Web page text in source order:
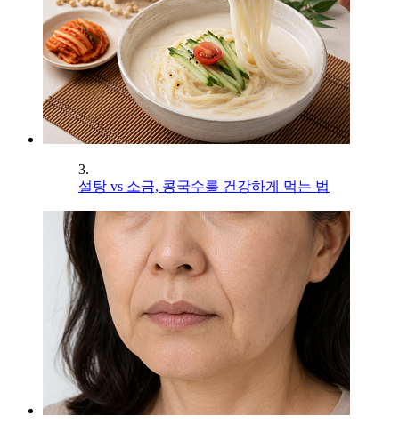
3.
설탕 vs 소금, 콩국수를 건강하게 먹는 법